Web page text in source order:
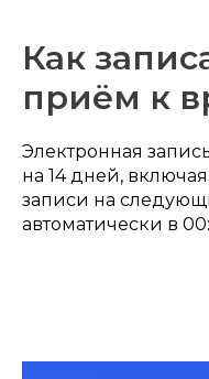
Как
приём к
Электронная
на 14 дней,
записи на
автоматически в